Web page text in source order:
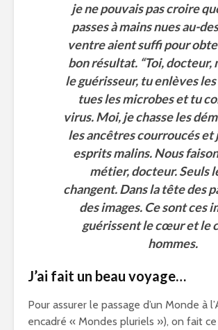
je ne pouvais pas croire
passes à mains nues au-
ventre aient suffi pour
bon résultat. “Toi, docteur,
le guérisseur, tu enlèves
tues les microbes et tu
virus. Moi, je chasse les
les ancêtres courroucés et
esprits malins. Nous
métier, docteur. Seuls
changent. Dans la tête des
des images. Ce sont ces
guérissent le cœur et le
hommes.
J’ai fait un beau voyage…
Pour assurer le passage d’un Monde à
encadré « Mondes pluriels »), on fait ce